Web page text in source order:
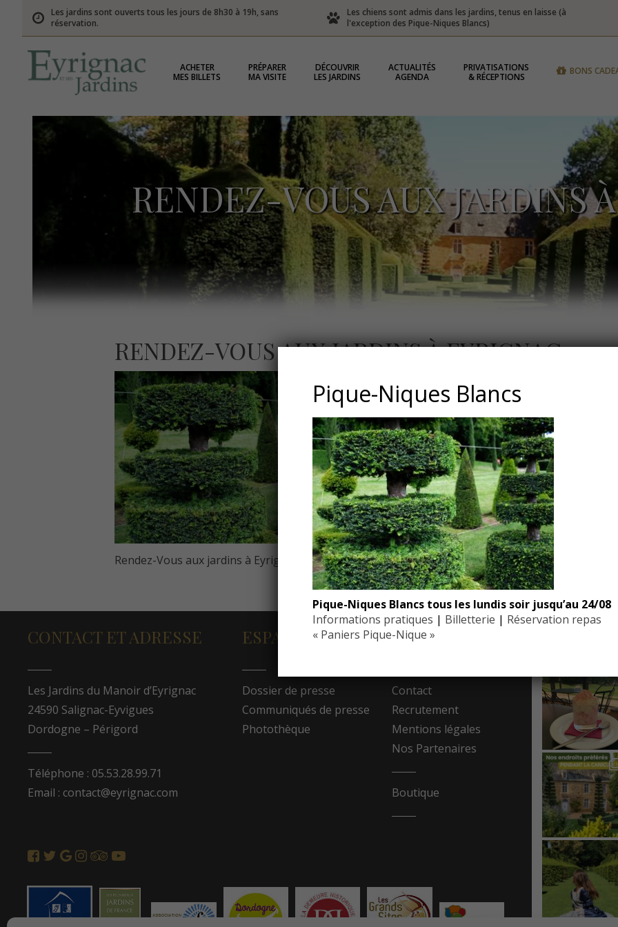
Les jardins sont ouverts tous les jours de 8h30 à 19h, sans
réservation.
Les chiens sont admis dans les jardins, tenus en laisse (à
l'exception des Pique-Niques Blancs)
ACHETER
MES BILLETS
PRÉPARER
MA VISITE
DÉCOUVRIR
LES JARDINS
ACTUALITÉS
AGENDA
PRIVATISATIONS
& RÉCEPTIONS
BONS
RENDEZ-VOUS AUX JARDINS
RENDEZ-VOUS AUX JARDINS À EYRIGNAC
Rendez-Vous aux jardins à Eyrignac
CONTACT ET ADRESSE
Les Jardins du Manoir d’Eyrignac
24590 Salignac-Eyvigues
Dordogne – Périgord
Téléphone : 05.53.28.99.71
Email : contact@eyrignac.com
ESPACE PRESSE
Dossier de presse
Communiqués de presse
Photothèque
Contact
Recrutement
Mentions légales
Nos Partenaires
Boutique
Pique-Niques Blancs
Pique-Niques Blancs tous les lundis soir jusqu’au 24/08
Informations pratiques | Billetterie | Réservation repas
« Paniers Pique-Nique »